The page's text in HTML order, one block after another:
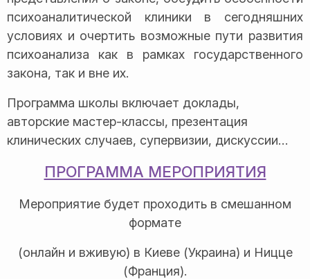
психоаналитической клиники в сегодняшних
условиях и очертить возможные пути развития
психоанализа как в рамках государственного
закона, так и вне их.
Программа школы включает доклады,
авторские мастер-классы, презентация
клинических случаев, супервизии, дискуссии…
ПРОГРАММА МЕРОПРИЯТИЯ
Мероприятие будет проходить в смешанном
формате
(онлайн и вживую) в Киеве (Украина) и Ницце
(Франция).